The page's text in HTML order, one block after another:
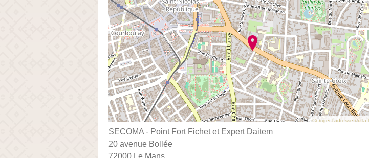
Corriger l’adresse ou la
SECOMA - Point Fort Fichet et Expert Daitem
20 avenue Bollée
72000 Le Mans